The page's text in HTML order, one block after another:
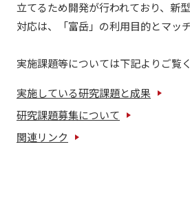
立てるため開発が行われており、新
対応は、「富岳」の利用目的とマッ
実施課題等については下記よりご覧
実施している研究課題と成果
研究課題募集について
関連リンク